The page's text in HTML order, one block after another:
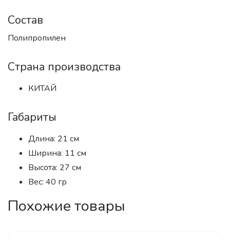
Состав
Полипропилен
Страна производства
КИТАЙ
Габариты
Длина: 21 см
Ширина: 11 см
Высота: 27 см
Вес: 40 гр
Похожие товары